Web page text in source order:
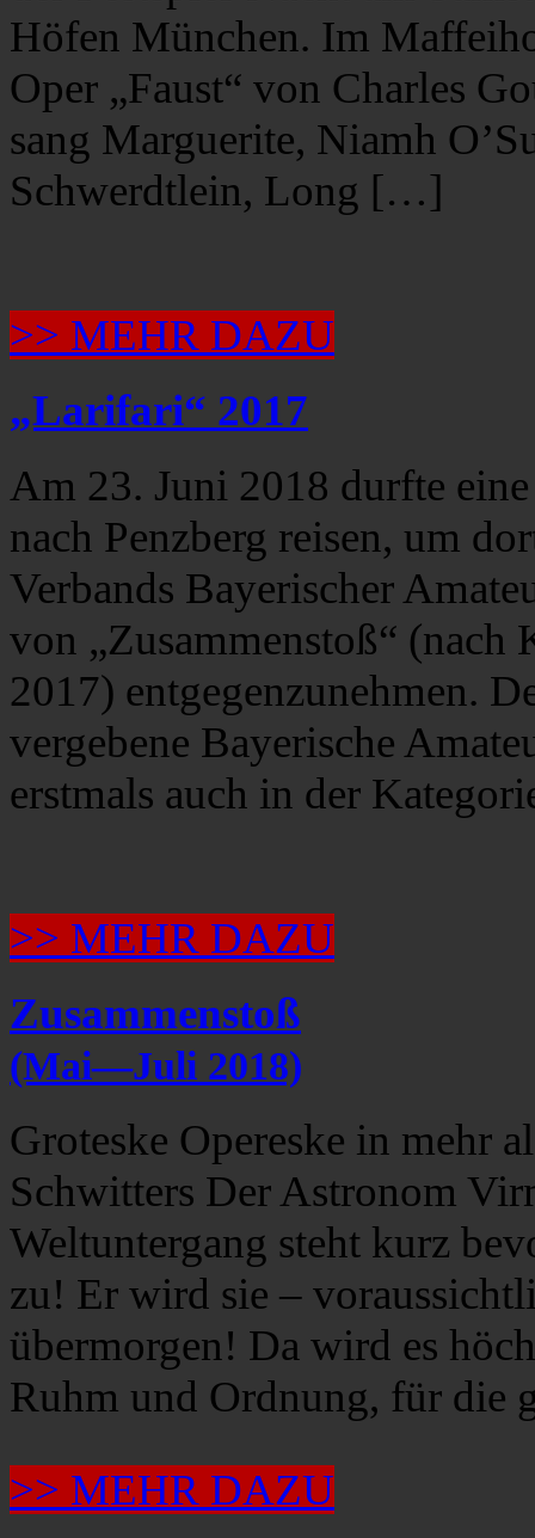
Höfen München. Im
Oper „Faust“ von Charles
sang Marguerite, Niamh
Schwerdtlein, Long […]
>> MEHR DAZU
„Larifari“ 2017
Am 23. Juni 2018 durfte
nach Penzberg reisen, um
Verbands Bayerischer
von „Zusammenstoß“
2017) entgegenzunehmen.
vergebene Bayerische
erstmals auch in der
>> MEHR DAZU
Zusammenstoß
(Mai—Juli 2018)
Groteske Opereske in mehr
Schwitters Der Astronom
Weltuntergang steht kurz
zu! Er wird sie –
übermorgen! Da wird es
Ruhm und Ordnung, für
>> MEHR DAZU